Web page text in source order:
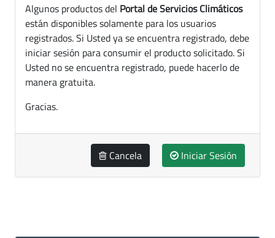
Algunos productos del Portal de Servicios Climáticos
están disponibles solamente para los usuarios
registrados. Si Usted ya se encuentra registrado, debe
iniciar sesión para consumir el producto solicitado. Si
Usted no se encuentra registrado, puede hacerlo de
manera gratuita.
Gracias.
Cancela Iniciar Sesión